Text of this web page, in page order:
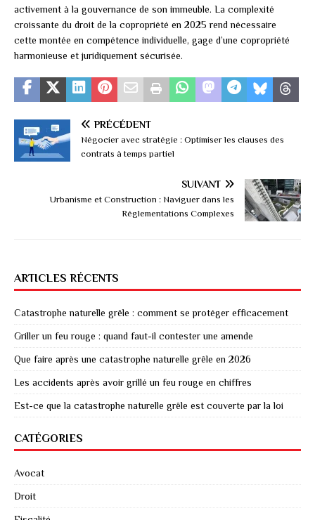
activement à la gouvernance de son immeuble. La complexité
croissante du droit de la copropriété en 2025 rend nécessaire
cette montée en compétence individuelle, gage d’une copropriété
harmonieuse et juridiquement sécurisée.
PRÉCÉDENT
Négocier avec stratégie : Optimiser les clauses des
contrats à temps partiel
SUIVANT
Urbanisme et Construction : Naviguer dans les
Réglementations Complexes
ARTICLES RÉCENTS
Catastrophe naturelle grêle : comment se protéger efficacement
Griller un feu rouge : quand faut-il contester une amende
Que faire après une catastrophe naturelle grêle en 2026
Les accidents après avoir grillé un feu rouge en chiffres
Est-ce que la catastrophe naturelle grêle est couverte par la loi
CATÉGORIES
Avocat
Droit